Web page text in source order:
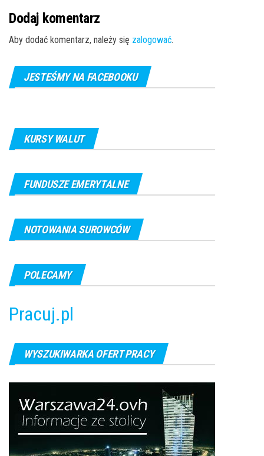
Dodaj komentarz
Aby dodać komentarz, należy się zalogować.
JESTEŚMY NA FACEBOOKU
KURSY WALUT
FUNDUSZE EMERYTALNE
NOTOWANIA SUROWCÓW
POLECAMY
Pracuj.pl
WYSZUKIWARKA OFERT PRACY